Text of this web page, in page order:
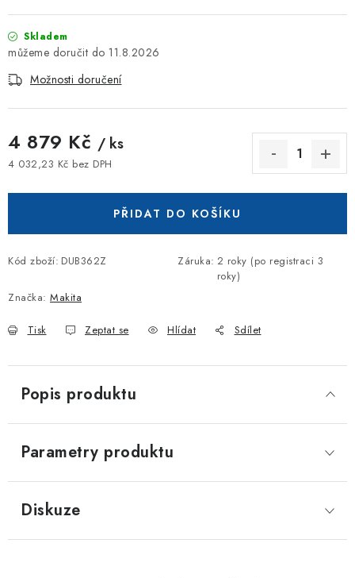
Skladem
11.8.2026
Možnosti doručení
4 879 Kč / ks
4 032,23 Kč bez DPH
PŘIDAT DO KOŠÍKU
Kód zboží: DUB362Z Záruka: 2 roky (po registraci 3
roky)
Značka: Makita
Tisk Zeptat se Hlídat Sdílet
Popis produktu
Parametry produktu
Diskuze